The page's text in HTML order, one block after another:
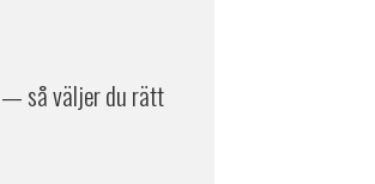
så väljer du rätt